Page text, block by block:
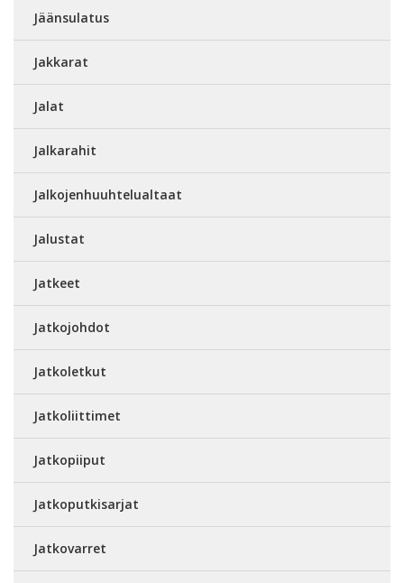
Jäänsulatus
Jakkarat
Jalat
Jalkarahit
Jalkojenhuuhtelualtaat
Jalustat
Jatkeet
Jatkojohdot
Jatkoletkut
Jatkoliittimet
Jatkopiiput
Jatkoputkisarjat
Jatkovarret